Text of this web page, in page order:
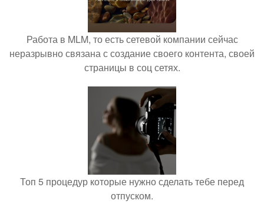
Работа в MLM, то есть сетевой компании сейчас
неразрывно связана с создание своего контента, своей
страницы в соц сетях.
Топ 5 процедур которые нужно сделать тебе перед
отпуском.